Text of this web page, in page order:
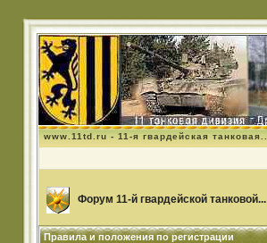
www.11td.ru - 11-я гвардейская танковая...
Форум 11-й гвардейской танковой...
Правила и положения по регистрации